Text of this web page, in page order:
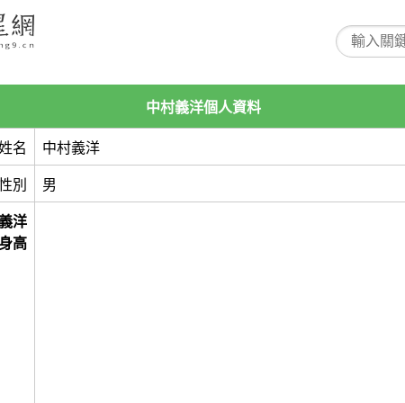
中村義洋個人資料
名 中村義洋
別 男
洋
高